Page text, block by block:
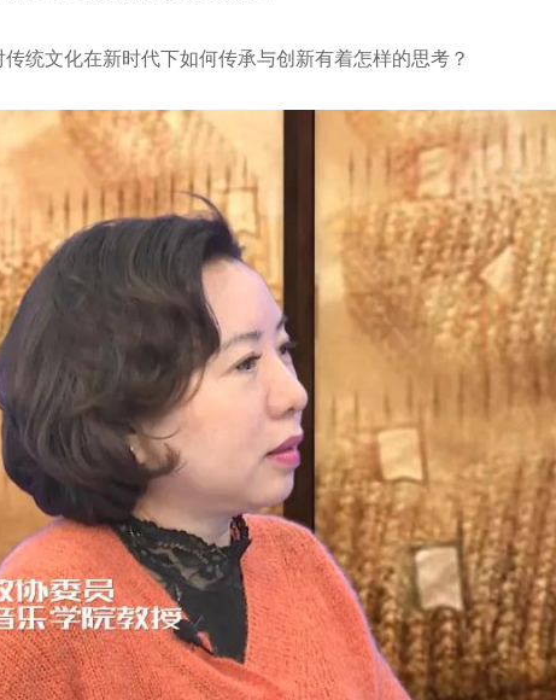
统文化在新时代下如何传承与创新有着怎样的思考？